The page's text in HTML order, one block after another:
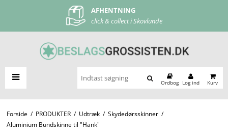
AFHENTNING
click & collect i Skovlunde
FRI FRAGT
ved køb over 500 kr
Ordbog Log ind Kurv
Forside / PRODUKTER / Udtræk / Skydedørsskinner /
Aluminium Bundskinne til "Hank"